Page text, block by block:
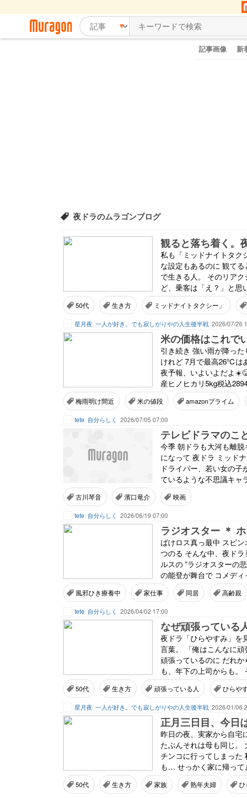
記事画像 新
夜ドラのムラゴンブログ
観ると落ち着く。
私も「ミッドナイトタク
な設定もあるのに 観て
で生きる人。 そのリア
ど、乗客は「え？」と思
50代 生き方 ミッドナイトタクシー」
星月夜 一人が好き。でも寂しがりやの人生後半戦 2026/07/26
米の価格はこれで
引き続き 強い雨が降っ
けれど 7月で最高26℃は
夜予報、いよいよだよ
産ヒノヒカリ5kg税込
梅雨明け間近 米の値段 amazonプライム
tete 自分らしく 2026/07/05 07:00
テレビドラマのこ
今季 朝ドラも大河も離
になって 夜ドラ ミッド
ドライバー、若い女の
ているような不思議キャ
古川琴音 濱口竜介 映画
tete 自分らしく 2026/06/19 07:00
ラジオスター ＊
ばけロス真っ最中 スピ
つのる そんな中、夜ド
ルスの ”ラジオスターの
の能登が舞台で コメデ
風邪ひき療養中 家仕事 同居 高齢親
tete 自分らしく 2026/04/02 17:00
なぜ頑張っている
夜ドラ「ひらやすみ」を
言葉。 「俺はこんなに
頑張っているのに だれ
も、年下の上司からも。
50代 生き方 頑張っている人 ひらや
星月夜 一人が好き。でも寂しがりやの人生後半戦 2026/01/06
正月三日目、今日
昨日の夜、実家から自宅
たぶんそれは母も同じ。
チンコに行ってしまった
も… せっかく家に帰って
50代 生き方 家族 熟年夫婦